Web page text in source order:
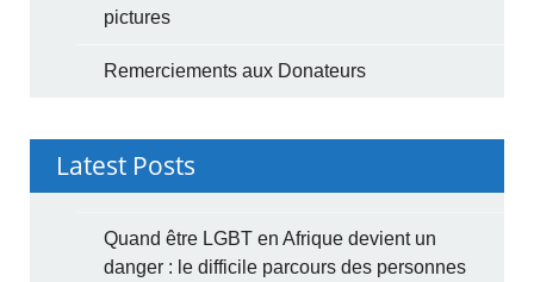
pictures
Remerciements aux Donateurs
Latest Posts
Quand être LGBT en Afrique devient un
danger : le difficile parcours des personnes